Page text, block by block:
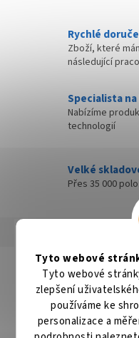
Tyto webové
Tyto webové
zlepšení
používáme ke
personalizace a
Rychlé
Zboží, které
následující
Specialista
Nabízíme
technologií
Velké
Přes 35 000
Detailní popis
Popis produktu není